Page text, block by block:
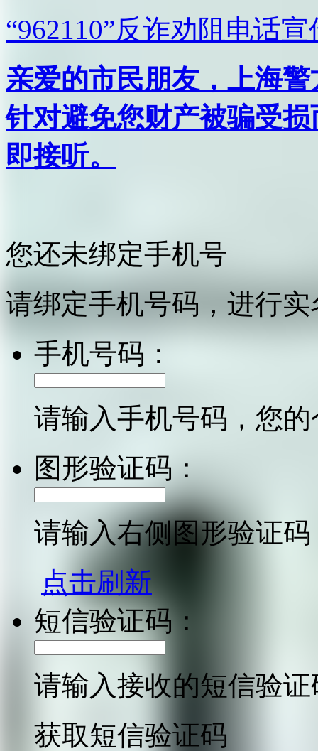
“962110”反诈劝阻电话宣
亲爱的市民朋友，上海
针对避免您财产被骗受
即接听。
您还未绑定手机号
请绑定手机号码，进行
手机号码：
请输入手机号码，您
图形验证码：
请输入右侧图形验证码
点击刷新
短信验证码：
请输入接收的短信验证
获取短信验证码